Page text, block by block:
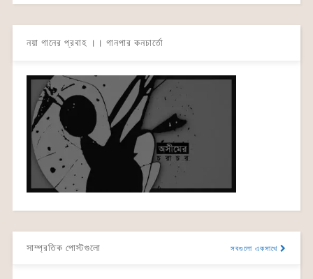
নয়া গানের প্রবাহ ।। গানপার কনচার্তো
সাম্প্রতিক পোস্টগুলো সবগুলো একসাথে